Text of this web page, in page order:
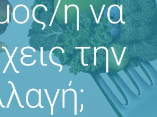
η να
την